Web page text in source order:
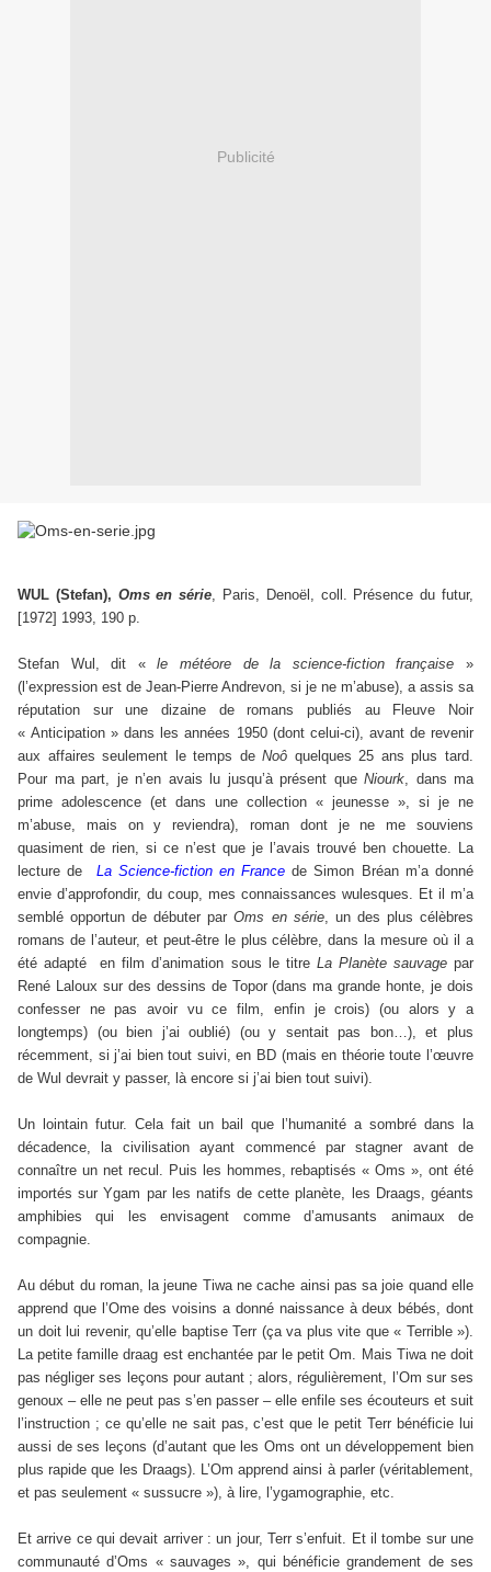
Publicité
WUL (Stefan), Oms en série, Paris, Denoël, coll. Présence du futur,
[1972] 1993, 190 p.
Stefan Wul, dit «le météore de la science-fiction française »
(l’expression est de Jean-Pierre Andrevon, si je ne m’abuse), a assis sa
réputation sur une dizaine de romans publiés au Fleuve Noir
« Anticipation » dans les années 1950 (dont celui-ci), avant de revenir
aux affaires seulement le temps deNoô quelques 25 ans plus tard.
Pour ma part, je n’en avais lu jusqu’à présent que Niourk, dans ma
prime adolescence (et dans une collection « jeunesse », si je ne
m’abuse, mais on y reviendra), roman dont je ne me souviens
quasiment de rien, si ce n’est que je l’avais trouvé ben chouette. La
lecture de
La Science-fiction en France de Simon Bréan m’a donné
envie d’approfondir, du coup, mes connaissances wulesques. Et il m’a
semblé opportun de débuter parOms en série, un des plus célèbres
romans de l’auteur, et peut-être le plus célèbre, dans la mesure où il a
été adapté
en film d’animation sous le titre La Planète sauvagepar
René Laloux sur des dessins de Topor (dans ma grande honte, je dois
confesser ne pas avoir vu ce film, enfin je crois) (ou alors y a
longtemps) (ou bien j’ai oublié) (ou y sentait pas bon…), et plus
récemment, si j’ai bien tout suivi, en BD (mais en théorie toute l’œuvre
de Wul devrait y passer, là encore si j’ai bien tout suivi).
Un lointain futur. Cela fait un bail que l’humanité a sombré dans la
décadence, la civilisation ayant commencé par stagner avant de
connaître un net recul. Puis les hommes, rebaptisés « Oms », ont été
importés sur Ygam par les natifs de cette planète, les Draags, géants
amphibies qui les envisagent comme d’amusants animaux de
compagnie.
Au début du roman, la jeune Tiwa ne cache ainsi pas sa joie quand elle
apprend que l’Ome des voisins a donné naissance à deux bébés, dont
un doit lui revenir, qu’elle baptise Terr (ça va plus vite que « Terrible »).
La petite famille draag est enchantée par le petit Om. Mais Tiwa ne doit
pas négliger ses leçons pour autant ; alors, régulièrement, l’Om sur ses
genoux – elle ne peut pas s’en passer – elle enfile ses écouteurs et suit
l’instruction ; ce qu’elle ne sait pas, c’est que le petit Terr bénéficie lui
aussi de ses leçons (d’autant que les Oms ont un développement bien
plus rapide que les Draags). L’Om apprend ainsi à parler (véritablement,
et pas seulement « sussucre »), à lire, l’ygamographie, etc.
Et arrive ce qui devait arriver : un jour, Terr s’enfuit. Et il tombe sur une
communauté d’Oms « sauvages », qui bénéficie grandement de ses